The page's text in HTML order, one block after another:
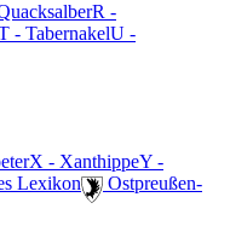
R -
- TabernakelU -
X - XanthippeY -
Lexikon
️ Ostpreußen-